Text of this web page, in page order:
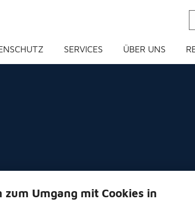
SERVICES ÜBER UNS
Umgang mit Cookies in